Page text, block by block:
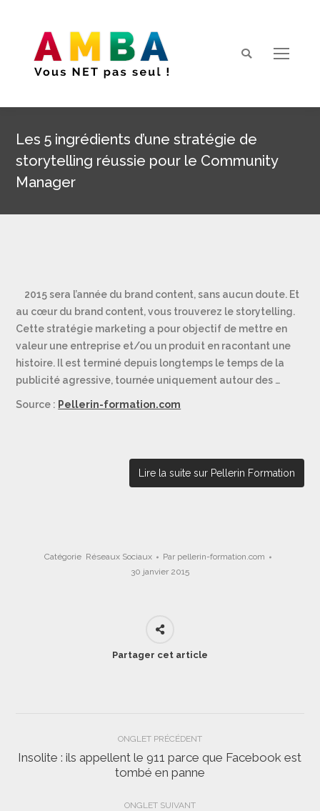
Search:
Les 5 ingrédients d’une stratégie de
storytelling réussie pour le Community
Manager
2015 sera l’année du brand content, sans aucun doute. Et
au cœur du brand content, vous trouverez le storytelling.
Cette stratégie marketing a pour objectif de mettre en
valeur une entreprise et/ou un produit en racontant une
histoire. Il est terminé depuis longtemps le temps de la
publicité agressive, tournée uniquement autour des …
Source : Pellerin-formation.com
Lire la suite sur Pellerin Formation
Catégorie Réseaux Sociaux Par pellerin-formation.com
30 janvier 2015
Partager cet article
Navigation
de
commentaire
ONGLET PRÉCÉDENT
Onglet
précédent
Insolite : ils appellent le 911 parce que Facebook est
tombé en panne
ONGLET SUIVANT